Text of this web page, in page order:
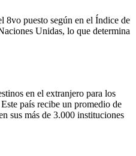
8vo puesto según en el Índice de
Unidas, lo que determina
en el extranjero para los
país recibe un promedio de
sus más de 3.000 instituciones